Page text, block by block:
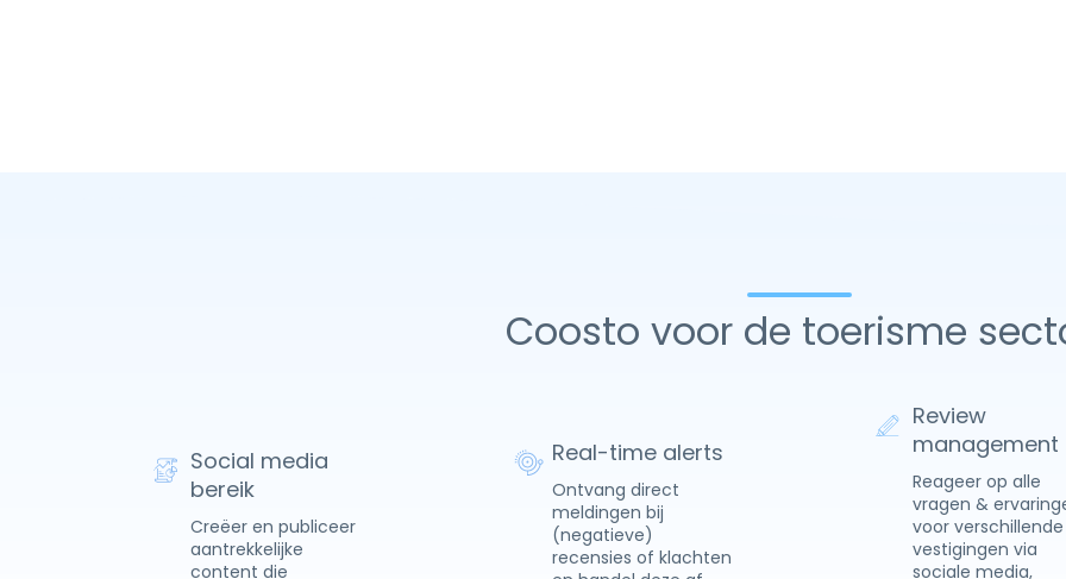
Coosto voor de toerisme
Social media
bereik
Creëer en publiceer
aantrekkelijke
content die
Real-time alerts
Ontvang direct
meldingen bij
(negatieve)
recensies of klachten
Review
management
Reageer op alle
vragen &
voor verschillende
vestigingen via
sociale media,